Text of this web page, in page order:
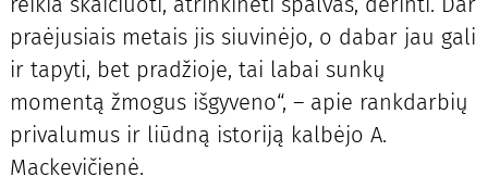
praėjusiais metais jis siuvinėjo, o dabar jau gali
ir tapyti, bet pradžioje, tai labai sunkų
momentą žmogus išgyveno“, – apie rankdarbių
privalumus ir liūdną istoriją kalbėjo A.
Mackevičienė.